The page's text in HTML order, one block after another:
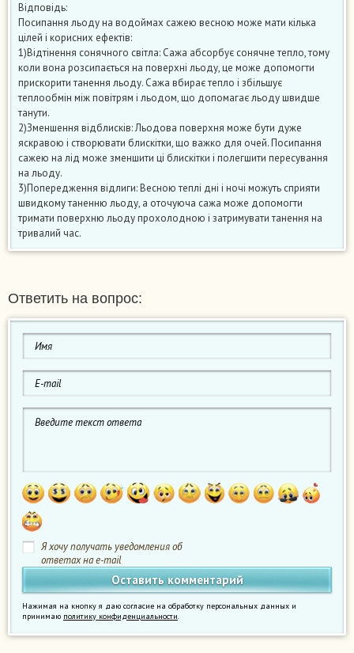
Відповідь:
Посипання льоду на водоймах сажею весною може мати кілька
цілей і корисних ефектів:
1)Відтінення сонячного світла: Сажа абсорбує сонячне тепло, тому
коли вона розсипається на поверхні льоду, це може допомогти
прискорити танення льоду. Сажа вбирає тепло і збільшує
теплообмін між повітрям і льодом, що допомагає льоду швидше
танути.
2)Зменшення відблисків: Льодова поверхня може бути дуже
яскравою і створювати блискітки, що важко для очей. Посипання
сажею на лід може зменшити ці блискітки і полегшити пересування
на льоду.
3)Попередження відлиги: Весною теплі дні і ночі можуть сприяти
швидкому таненню льоду, а оточуюча сажа може допомогти
тримати поверхню льоду прохолодною і затримувати танення на
тривалий час.
Ответить на вопрос:
Я хочу получать уведомления об
ответах на e-mail
Нажимая на кнопку я даю согласие на обработку персональных данных и
принимаю политику конфиденциальности.